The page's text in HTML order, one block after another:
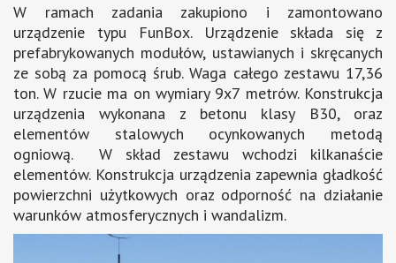
W ramach zadania zakupiono i zamontowano
urządzenie typu FunBox. Urządzenie składa się z
prefabrykowanych modułów, ustawianych i skręcanych
ze sobą za pomocą śrub. Waga całego zestawu 17,36
ton. W rzucie ma on wymiary 9x7 metrów. Konstrukcja
urządzenia wykonana z betonu klasy B30, oraz
elementów stalowych ocynkowanych metodą
ogniową. W skład zestawu wchodzi kilkanaście
elementów. Konstrukcja urządzenia zapewnia gładkość
powierzchni użytkowych oraz odporność na działanie
warunków atmosferycznych i wandalizm.